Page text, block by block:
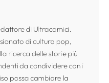
di Ultracomici.
di cultura pop,
ricerca delle storie più
da condividere con i
possa cambiare la